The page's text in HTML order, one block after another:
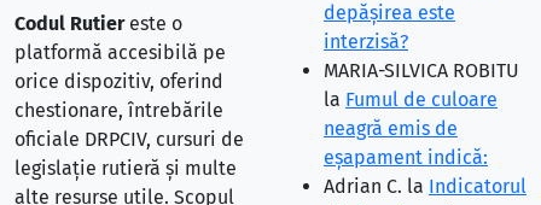
Codul Rutiereste o
platformă accesibilă pe
orice dispozitiv, oferind
chestionare, întrebările
oficiale DRPCIV, cursuri de
legislație rutieră și multe
alte resurse utile. Scopul
depăşirea este
interzisă?
MARIA-SILVICA ROBITU
la Fumul de culoare
neagră emis de
eşapament indică:
Adrian C. la Indicatorul